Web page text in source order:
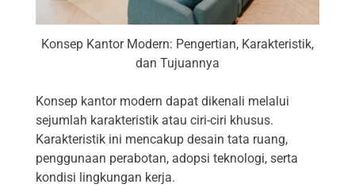
Konsep Kantor Modern: Pengertian, Karakteristik,
dan Tujuannya
Konsep kantor modern dapat dikenali melalui
sejumlah karakteristik atau ciri-ciri khusus.
Karakteristik ini mencakup desain tata ruang,
penggunaan perabotan, adopsi teknologi, serta
kondisi lingkungan kerja.